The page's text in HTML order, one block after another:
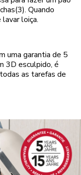
Quando
lavar loiça.
uma garantia de 5
3D esculpido, é
as tarefas de